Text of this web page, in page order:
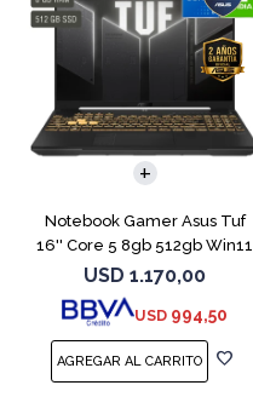
Notebook Gamer Asus Tuf
16'' Core 5 8gb 512gb Win11
Rtx3050
USD 1.170,00
USD 994,50
COMPARAR